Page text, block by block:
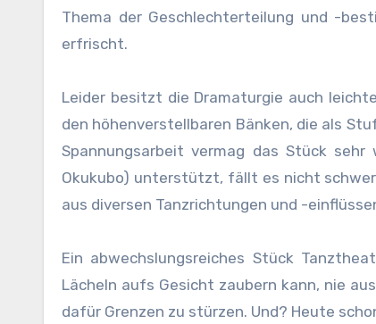
Thema der Geschlechterteilung und -
erfrischt.
Leider besitzt die Dramaturgie auch
den höhenverstellbaren Bänken, die als
Spannungsarbeit vermag das Stück sehr
Okukubo) unterstützt, fällt es nicht
aus diversen Tanzrichtungen und -
Ein abwechslungsreiches Stück
Lächeln aufs Gesicht zaubern kann, nie
dafür Grenzen zu stürzen. Und? Heute